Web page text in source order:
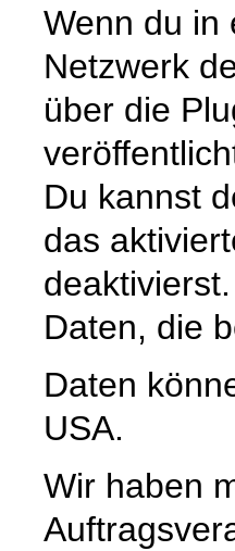
Wenn du in
Netzwerk
über die
Du kannst
das
Daten, die
Daten
USA.
Wir haben